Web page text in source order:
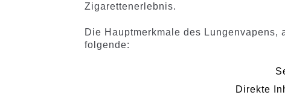
Zigarettenerlebnis.
Die Hauptmerkmale des
folgende:
Direkte